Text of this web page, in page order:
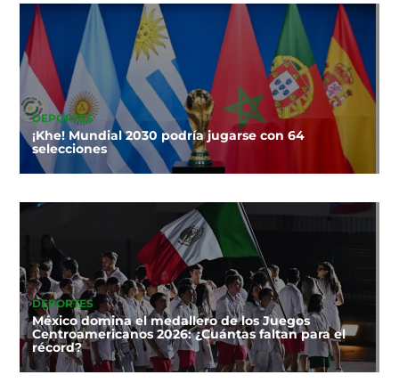
DEPORTES
¡Khe! Mundial 2030 podría jugarse con 64
selecciones
DEPORTES
México domina el medallero de los Juegos
Centroamericanos 2026: ¿Cuántas faltan para el
récord?